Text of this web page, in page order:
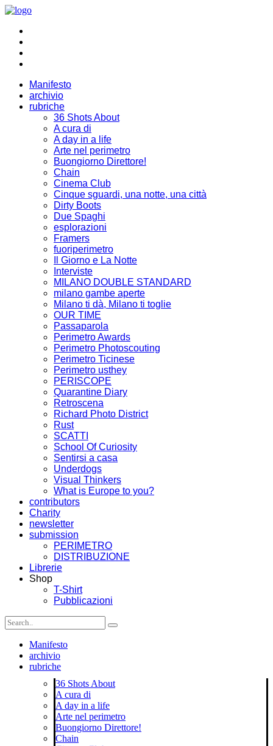
Manifesto
archivio
rubriche
36 Shots About
A cura di
A day in a life
Arte nel perimetro
Buongiorno Direttore!
Chain
Cinema Club
Cinque sguardi, una notte, una città
Dirty Boots
Due Spaghi
esplorazioni
Framers
fuoriperimetro
Il Giorno e La Notte
Interviste
MILANO DOUBLE STANDARD
milano gambe aperte
Milano ti dà, Milano ti toglie
OUR TIME
Passaparola
Perimetro Awards
Perimetro Photoscouting
Perimetro Ticinese
Perimetro usthey
PERISCOPE
Quarantine Diary
Retroscena
Richard Photo District
Rust
SCATTI
School Of Curiosity
Sentirsi a casa
Underdogs
Visual Thinkers
What is Europe to you?
contributors
Charity
newsletter
submission
PERIMETRO
DISTRIBUZIONE
Librerie
Shop
T-Shirt
Pubblicazioni
Manifesto
archivio
rubriche
36 Shots About
A cura di
A day in a life
Arte nel perimetro
Buongiorno Direttore!
Chain